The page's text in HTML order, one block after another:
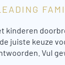
kinderen
juiste keuze
Vul